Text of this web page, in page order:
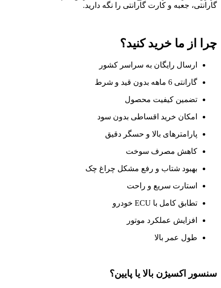
گارانتی، جعبه و کارت گارانتی را نگه دارید.
چرا از ما خرید کنید؟
ارسال رایگان به سراسر کشور
گارانتی 6 ماهه بدون قید و شرط
تضمین کیفیت محصول
امکان خرید اقساطی بدون سود
پارامترهای بالا و حسگر دقیق
کاهش مصرف سوخت
بهبود شتاب و رفع مشکل چراغ چک
استارت سریع و راحت
تطابق کامل با ECU خودرو
افزایش عملکرد موتور
طول عمر بالا
سنسور اکسیژن بالا یا پایین؟